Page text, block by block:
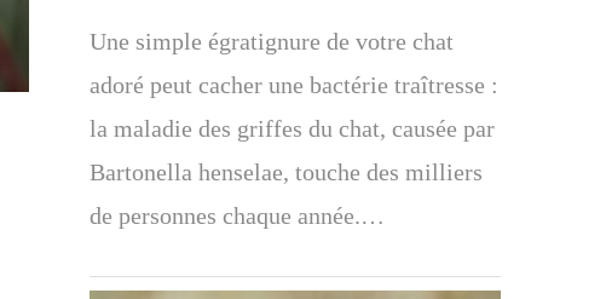
Une simple égratignure de votre chat
adoré peut cacher une bactérie traîtresse :
la maladie des griffes du chat, causée par
Bartonella henselae, touche des milliers
de personnes chaque année.…